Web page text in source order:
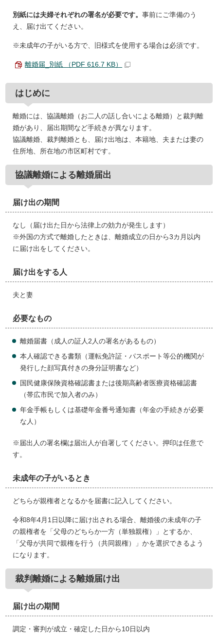
別紙には夫婦それぞれの署名が必要です。事前にご準備のう
え、届け出てください。
※未成年の子がいる方で、旧様式を使用する場合は必須です。
離婚届_別紙 （PDF 616.7 KB）
はじめに
離婚には、協議離婚（お二人の話し合いによる離婚）と裁判離
婚があり、届出期間など手続きが異なります。
協議離婚、裁判離婚とも、届け出地は、本籍地、夫または妻の
住所地、所在地の市区町村です。
協議離婚による離婚届出
届け出の期間
なし（届け出た日から法律上の効力が発生します）
※外国の方式で離婚したときは、離婚成立の日から3カ月以内
に届け出をしてください。
届け出をする人
夫と妻
必要なもの
離婚届書（成人の証人2人の署名があるもの）
本人確認できる書類（運転免許証・パスポート等公的機関が
発行した顔写真付きの身分証明書など）
国民健康保険資格確認書または後期高齢者医療資格確認書
（帯広市民で加入者のみ）
年金手帳もしくは基礎年金番号通知書（年金の手続きが必要
な人）
※届出人の署名欄は届出人が自署してください。押印は任意で
す。
未成年の子がいるとき
どちらが親権者となるかを届書に記入してください。
令和8年4月1日以降に届け出される場合、離婚後の未成年の子
の親権者を「父母のどちらか一方（単独親権）」とするか、
「父母が共同で親権を行う（共同親権）」かを選択できるよう
になります。
裁判離婚による離婚届け出
届け出の期間
調定・審判が成立・確定した日から10日以内